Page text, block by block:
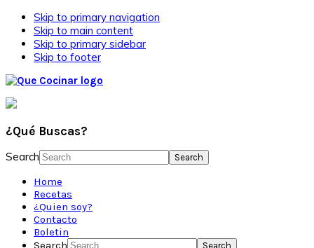
Skip to primary navigation
Skip to main content
Skip to primary sidebar
Skip to footer
¿Qué Buscas?
Search
Home
Recetas
¿Quien soy?
Contacto
Boletin
Search